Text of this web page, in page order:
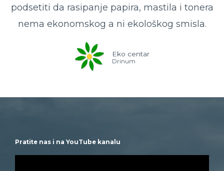
podsetiti da rasipanje papira, mastila i tonera
nema ekonomskog a ni ekološkog smisla.
Eko centar
Drinum
Pratite nas i na YouTube kanalu